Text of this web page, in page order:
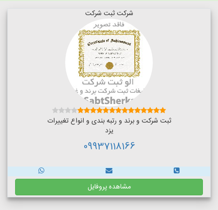
شرکت ثبت شرکت
ثبت شرکت و برند و رتبه بندی و انواع تغییرات
یزد
09937118166
مشاهده پروفایل